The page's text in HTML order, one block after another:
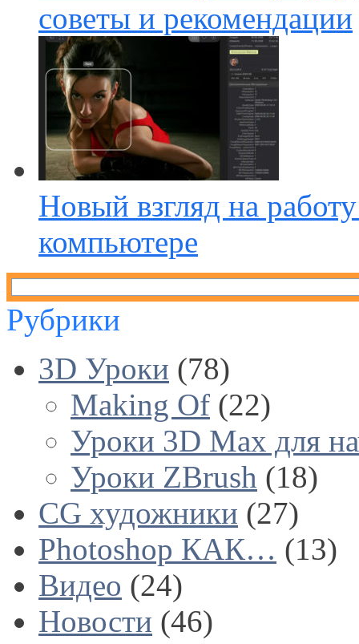
советы и рекомендации
Новый взгляд на
компьютере
Рубрики
3D Уроки (78)
Making Of (22)
Уроки 3D Max для
Уроки ZBrush (18)
CG художники (27)
Photoshop КАК… (13)
Видео (24)
Новости (46)